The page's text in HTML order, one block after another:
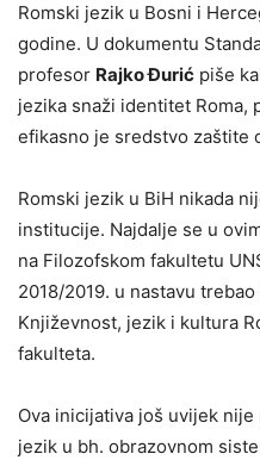
Romski jezik u Bosni i
godine. U dokumentu
profesor Rajko Đurić piše
jezika snaži identitet
efikasno je sredstvo zaštite
Romski jezik u BiH nikada
institucije. Najdalje se u
na Filozofskom fakultetu
2018/2019. u nastavu
Književnost, jezik i kultura
fakulteta.
Ova inicijativa još uvijek
jezik u bh. obrazovnom